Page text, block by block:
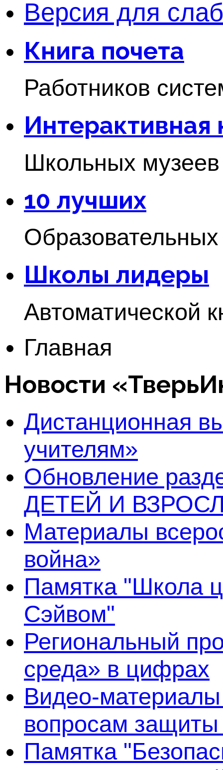
Версия для
Книга почета
Работников
Интерактивная
Школьных музеев
10 лучших
Школы лидеры
Автоматической
Главная
Новости
Дистанционная
учителям»
Обновление
ДЕТЕЙ И
Материалы
война»
Памятка "Школа
Сэйвом"
Региональный
среда» в цифрах
Видео-
вопросам
Памятка